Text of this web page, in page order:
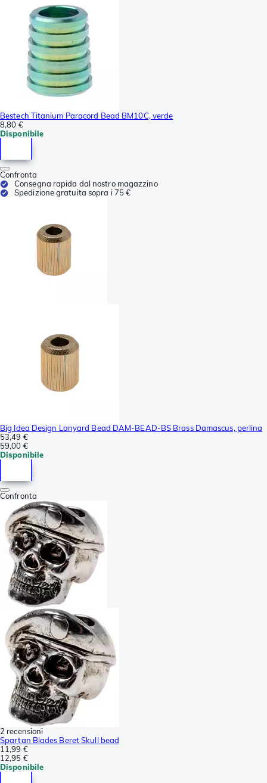
Bestech Titanium Paracord Bead BM10C, verde
8,80 €
Disponibile
Confronta
Consegna rapida dal nostro magazzino
Spedizione gratuita sopra i 75 €
Big Idea Design Lanyard Bead DAM-BEAD-BS Brass Damascus, perlina
53,49 €
59,00 €
Disponibile
Confronta
2 recensioni
Spartan Blades Beret Skull bead
11,99 €
12,95 €
Disponibile